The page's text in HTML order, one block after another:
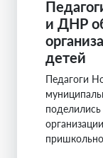
и ДНР
детей
Педагоги